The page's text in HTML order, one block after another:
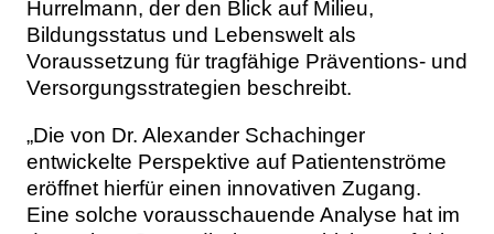
Hurrelmann, der den Blick auf Milieu,
Bildungsstatus und Lebenswelt als
Voraussetzung für tragfähige Präventions- und
Versorgungsstrategien beschreibt.
„Die von Dr. Alexander Schachinger
entwickelte Perspektive auf Patientenströme
eröffnet hierfür einen innovativen Zugang.
Eine solche vorausschauende Analyse hat im